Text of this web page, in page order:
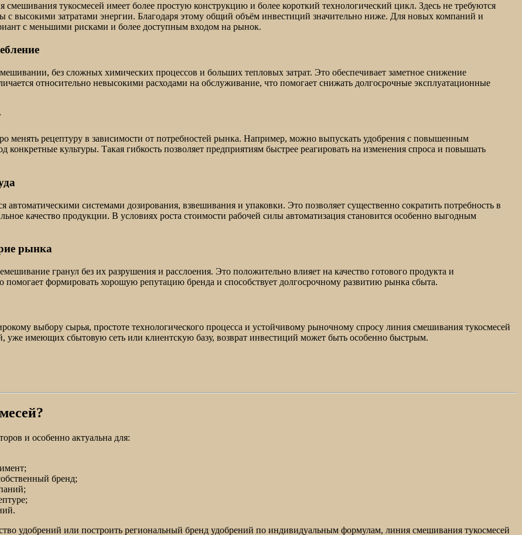
тукосмесей имеет более простую конструкцию и более короткий технологический цикл. Здесь не требуются
высокими затратами энергии. Благодаря этому общий объём инвестиций значительно ниже. Для новых компаний и
с меньшими рисками и более доступным входом на рынок.
без сложных химических процессов и больших тепловых затрат. Это обеспечивает заметное снижение
относительно невысокими расходами на обслуживание, что помогает снижать долгосрочные эксплуатационные
менять рецептуру в зависимости от потребностей рынка. Например, можно выпускать удобрения с повышенным
культуры. Такая гибкость позволяет предприятиям быстрее реагировать на изменения спроса и повышать
системами дозирования, взвешивания и упаковки. Это позволяет существенно сократить потребность в
качество продукции. В условиях роста стоимости рабочей силы автоматизация становится особенно выгодным
рынка
гранул без их разрушения и расслоения. Это положительно влияет на качество готового продукта и
помогает формировать хорошую репутацию бренда и способствует долгосрочному развитию рынка сбыта.
выбору сырья, простоте технологического процесса и устойчивому рыночному спросу линия смешивания тукосмесей
уже имеющих сбытовую сеть или клиентскую базу, возврат инвестиций может быть особенно быстрым.
и особенно актуальна для:
бренд;
удобрений или построить региональный бренд удобрений по индивидуальным формулам, линия смешивания тукосмесей